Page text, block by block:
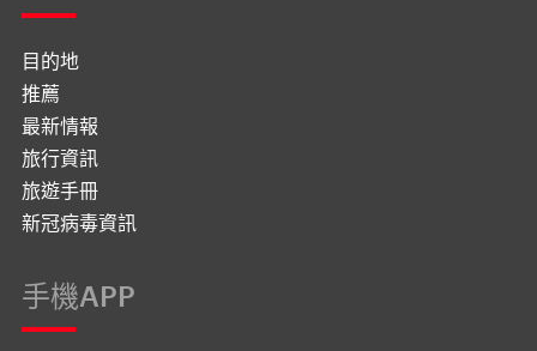
目的地
推薦
最新情報
旅行資訊
旅遊手冊
新冠病毒資訊
手機APP